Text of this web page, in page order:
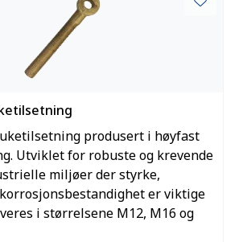
produsert i høyfast
Utviklet for robuste og krevende
miljøer der styrke,
er viktige
i størrelsene M12, M16 og